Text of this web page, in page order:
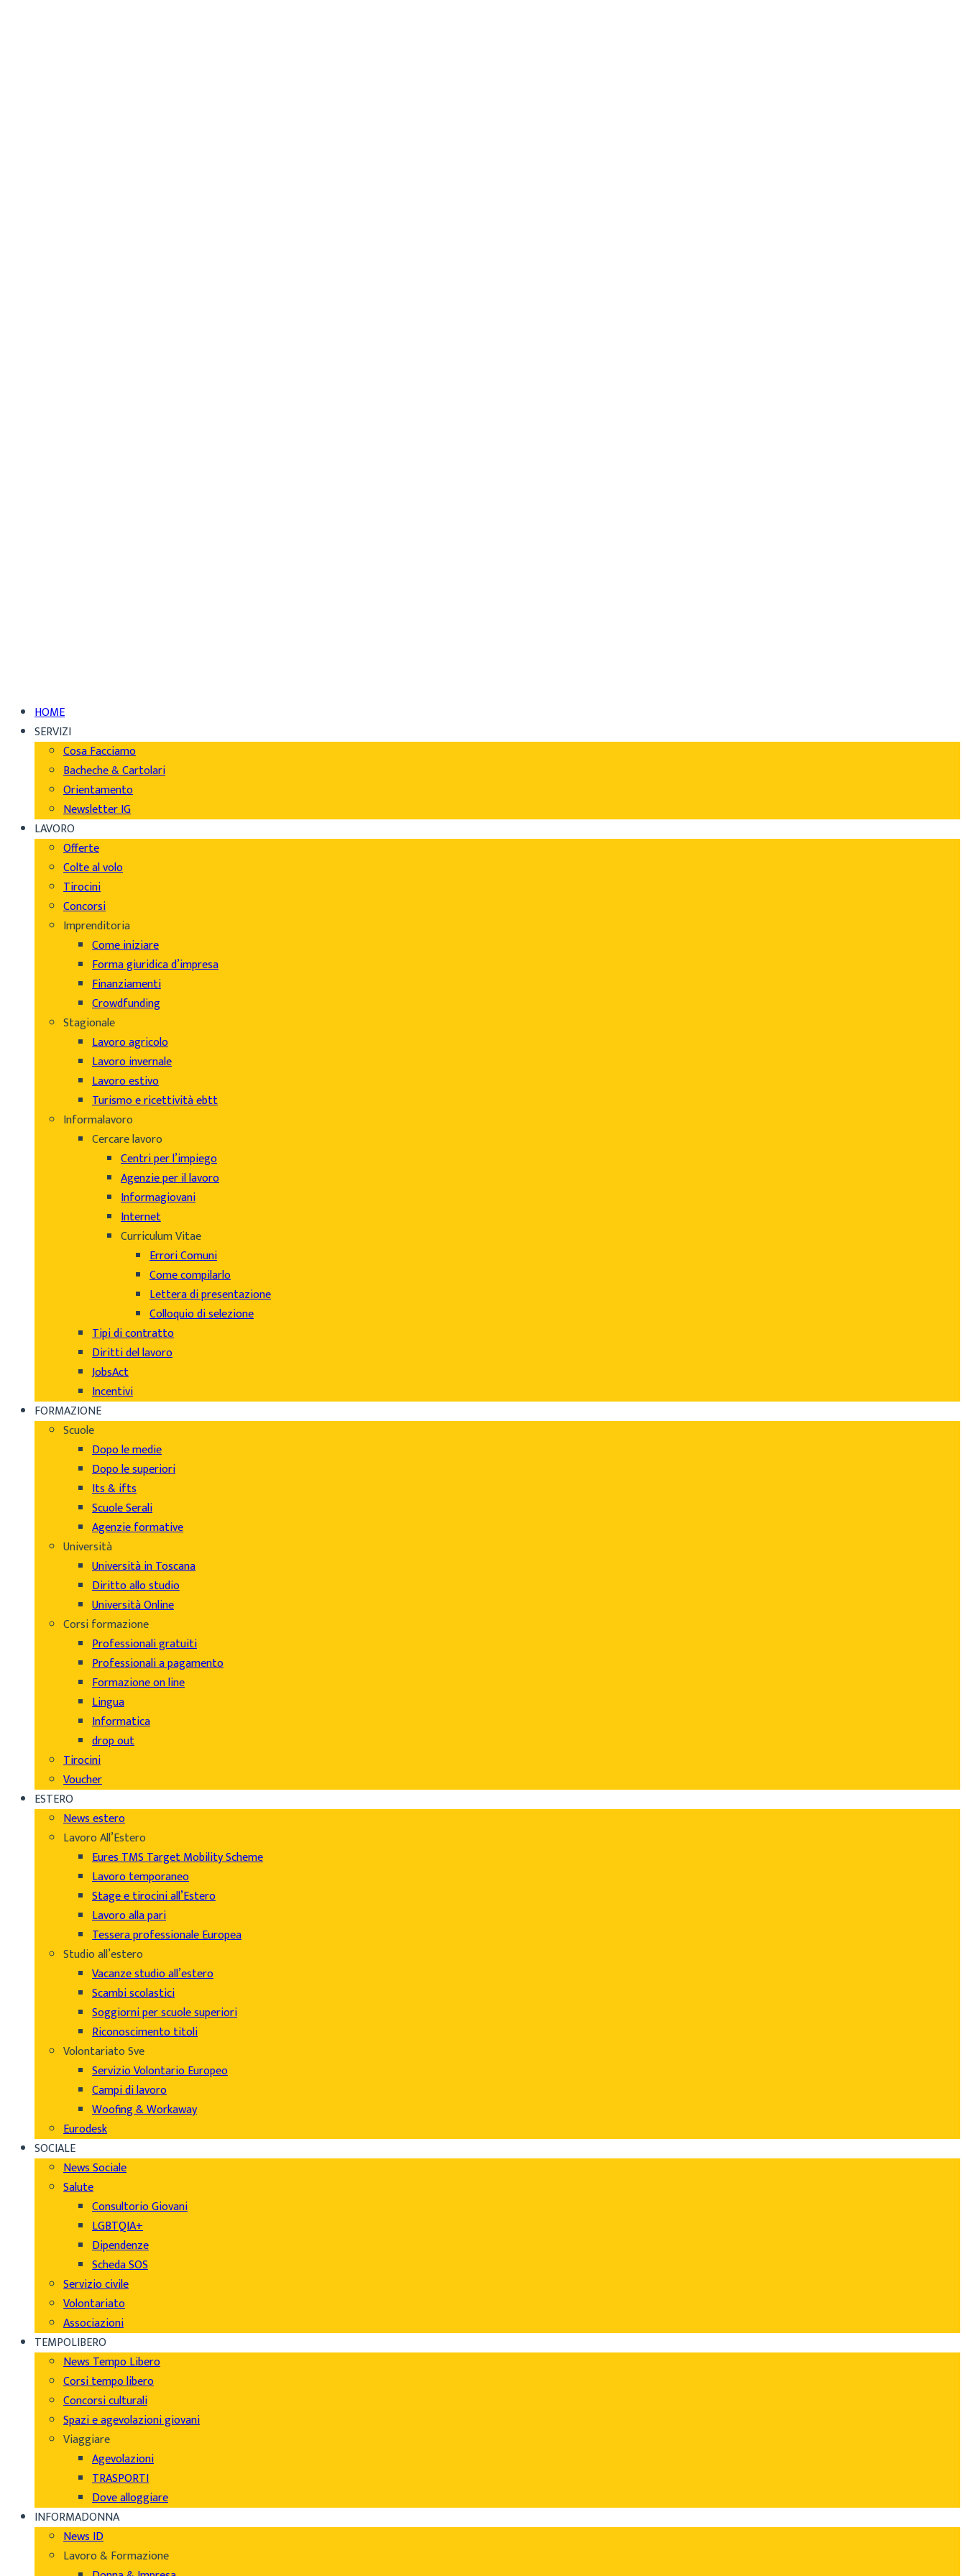
HOME
SERVIZI
Cosa Facciamo
Bacheche & Cartolari
Orientamento
Newsletter IG
LAVORO
Offerte
Colte al volo
Tirocini
Concorsi
Imprenditoria
Come iniziare
Forma giuridica d’impresa
Finanziamenti
Crowdfunding
Stagionale
Lavoro agricolo
Lavoro invernale
Lavoro estivo
Turismo e ricettività ebtt
Informalavoro
Cercare lavoro
Centri per l’impiego
Agenzie per il lavoro
Informagiovani
Internet
Curriculum Vitae
Errori Comuni
Come compilarlo
Lettera di presentazione
Colloquio di selezione
Tipi di contratto
Diritti del lavoro
JobsAct
Incentivi
FORMAZIONE
Scuole
Dopo le medie
Dopo le superiori
Its & ifts
Scuole Serali
Agenzie formative
Università
Università in Toscana
Diritto allo studio
Università Online
Corsi formazione
Professionali gratuiti
Professionali a pagamento
Formazione on line
Lingua
Informatica
drop out
Tirocini
Voucher
ESTERO
News estero
Lavoro All’Estero
Eures TMS Target Mobility Scheme
Lavoro temporaneo
Stage e tirocini all’Estero
Lavoro alla pari
Tessera professionale Europea
Studio all’estero
Vacanze studio all’estero
Scambi scolastici
Soggiorni per scuole superiori
Riconoscimento titoli
Volontariato Sve
Servizio Volontario Europeo
Campi di lavoro
Woofing & Workaway
Eurodesk
SOCIALE
News Sociale
Salute
Consultorio Giovani
LGBTQIA+
Dipendenze
Scheda SOS
Servizio civile
Volontariato
Associazioni
TEMPOLIBERO
News Tempo Libero
Corsi tempo libero
Concorsi culturali
Spazi e agevolazioni giovani
Viaggiare
Agevolazioni
TRASPORTI
Dove alloggiare
INFORMADONNA
News ID
Lavoro & Formazione